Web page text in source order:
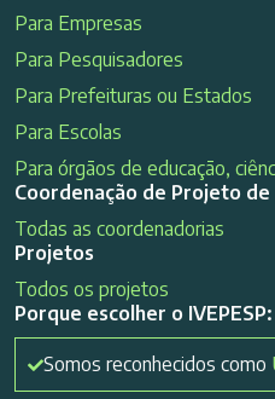
Para Empresas
Para Pesquisadores
Para Prefeituras ou Estados
Para Escolas
Para órgãos de educação,
Coordenação de Projeto de
Todas as coordenadorias
Projetos
Todos os projetos
Porque escolher o IVEPESP:
Somos reconhecidos como